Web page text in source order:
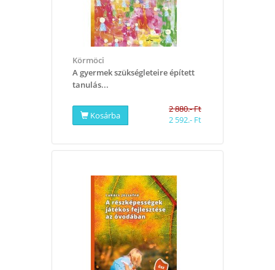
Körmöci
A gyermek szükségleteire épített
tanulás...
Kosárba
2 880.- Ft
2 592.- Ft